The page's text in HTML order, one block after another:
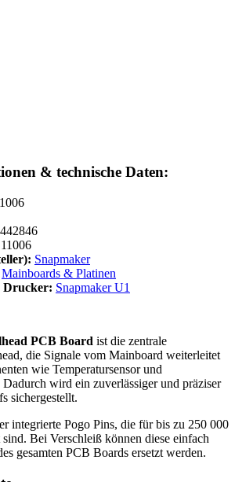
& technische Daten:
11006
Snapmaker
Mainboards & Platinen
Drucker: Snapmaker U1
PCB Board ist die zentrale
die Signale vom Mainboard weiterleitet
wie Temperatursensor und
wird ein zuverlässiger und präziser
sichergestellt.
integrierte Pogo Pins, die für bis zu 250 000
Bei Verschleiß können diese einfach
gesamten PCB Boards ersetzt werden.